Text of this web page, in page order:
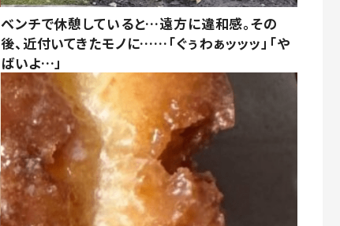
ベンチで休憩していると…遠方に違和感。その
後、近付いてきたモノに……「ぐぅわぁッッッ」「や
ばいよ…」